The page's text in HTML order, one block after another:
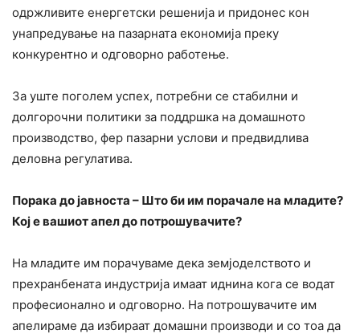
одржливите енергетски решенија и придонес кон
унапредување на пазарната економија преку
конкурентно и одговорно работење.
За уште поголем успех, потребни се стабилни и
долгорочни политики за поддршка на домашното
производство, фер пазарни услови и предвидлива
деловна регулатива.
Порака до јавноста – Што би им порачале на младите?
Кој е вашиот апел до потрошувачите?
На младите им порачуваме дека земјоделството и
прехранбената индустрија имаат иднина кога се водат
професионално и одговорно. На потрошувачите им
апелираме да избираат домашни производи и со тоа да